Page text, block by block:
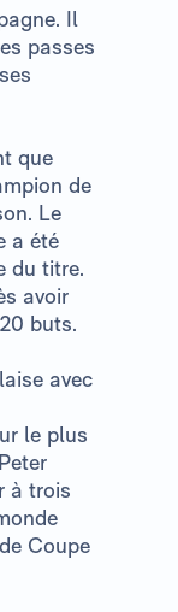
Il
passes
que
de
Le
a été
du titre.
avoir
buts.
avec
le plus
à trois
Coupe